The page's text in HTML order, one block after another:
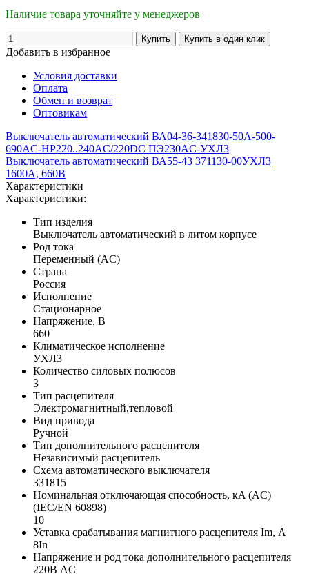
Наличие товара уточняйте у менеджеров
Добавить в избранное
Условия доставки
Оплата
Обмен и возврат
Оптовикам
Выключатель автоматический ВА04-36-341830-50А-500-
690AC-НР220..240AC/220DC ПЭ230AC-УХЛ3
Выключатель автоматический ВА55-43 371130-00УХЛ3
1600А, 660В
Характеристики
Характеристики:
Тип изделия
Выключатель автоматический в литом корпусе
Род тока
Переменный (AC)
Страна
Россия
Исполнение
Стационарное
Напряжение, В
660
Климатическое исполнение
УХЛ3
Количество силовых полюсов
3
Тип расцепителя
Электромагнитный,тепловой
Вид привода
Ручной
Тип дополнительного расцепителя
Независимый расцепитель
Схема автоматического выключателя
331815
Номинальная отключающая способность, кA (AC)
(IEC/EN 60898)
10
Уставка срабатывания магнитного расцепителя Im, А
8In
Напряжение и род тока дополнительного расцепителя
220В AC